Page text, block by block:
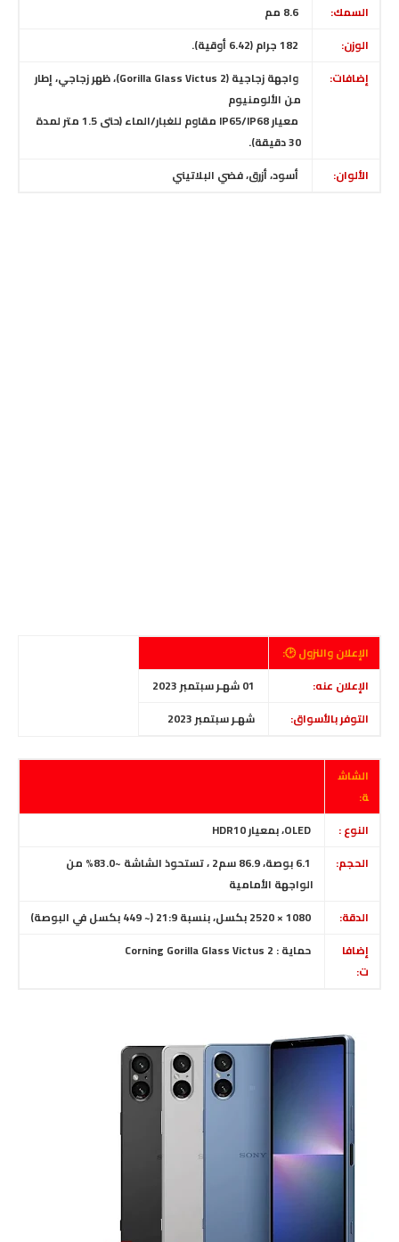
السمك:
8.6 مم
الوزن:
182 جرام (6.42 أوقية).
إضافات:
واجهة زجاجية (Gorilla Glass Victus 2)، ظهر زجاجي، إطار
من الألومنيوم
معيار IP65/IP68 مقاوم للغبار/الماء (حتى 1.5 متر لمدة
30 دقيقة).
الألوان:
أسود، أزرق، فضي البلاتيني
الإعلان والنزول 🕑:
الإعلان عنه:
التوفر بالأسواق:
شهـر سبتمبر 2023
الشاش
ة:
النوع :
OLED، بمعيار HDR10
الحجم:
6.1 بوصة، 86.9 سم2 ، تستحوذ الشاشة ~83.0% من
الواجهة الأمامية
الدقة:
1080 × 2520 بكسل، بنسبة 21:9 (~ 449 بكسل في البوصة)
إضافا
ت:
حماية : Corning Gorilla Glass Victus 2